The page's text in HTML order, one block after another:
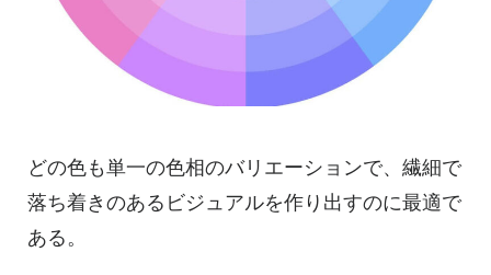
どの色も単一の色相のバリエーションで、繊細で
落ち着きのあるビジュアルを作り出すのに最適で
ある。